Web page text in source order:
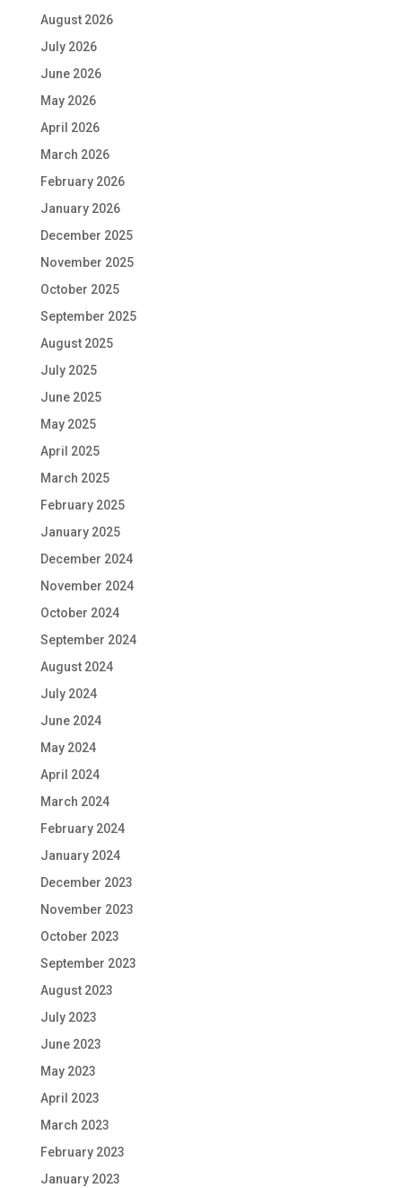
August 2026
July 2026
June 2026
May 2026
April 2026
March 2026
February 2026
January 2026
December 2025
November 2025
October 2025
September 2025
August 2025
July 2025
June 2025
May 2025
April 2025
March 2025
February 2025
January 2025
December 2024
November 2024
October 2024
September 2024
August 2024
July 2024
June 2024
May 2024
April 2024
March 2024
February 2024
January 2024
December 2023
November 2023
October 2023
September 2023
August 2023
July 2023
June 2023
May 2023
April 2023
March 2023
February 2023
January 2023